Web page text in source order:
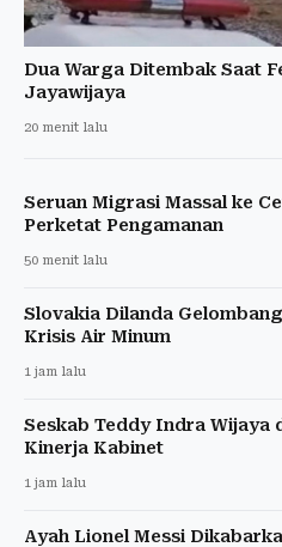
Dua Warga Ditembak Saat
Jayawijaya
20 menit lalu
Seruan Migrasi Massal ke
Perketat Pengamanan
50 menit lalu
Slovakia Dilanda
Krisis Air Minum
1 jam lalu
Seskab Teddy Indra Wijaya
Kinerja Kabinet
1 jam lalu
Ayah Lionel Messi